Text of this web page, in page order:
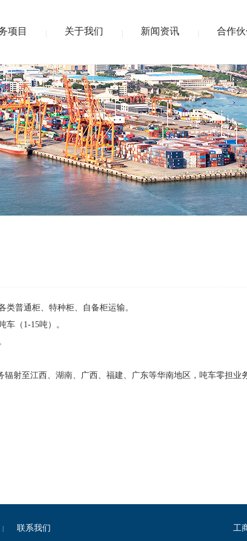
项目 关于我们 新闻资讯 合作
普通柜、特种柜、自备柜运输。
（1-15吨）。
射至江西、湖南、广西、福建、广东等华南地区，吨车零担业
| 联系我们 工